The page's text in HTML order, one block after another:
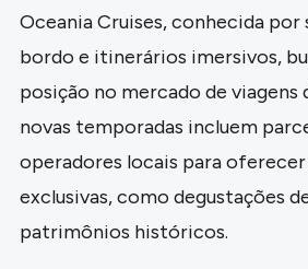
Oceania Cruises, conhecida por
bordo e itinerários imersivos,
posição no mercado de viagens
novas temporadas incluem
operadores locais para
exclusivas, como degustações
patrimônios históricos.